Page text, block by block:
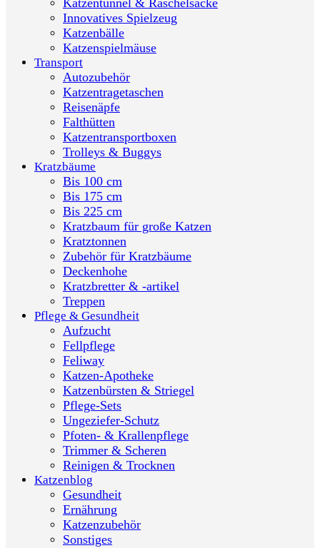
Katzentunnel & Raschelsäcke
Innovatives Spielzeug
Katzenbälle
Katzenspielmäuse
Transport
Autozubehör
Katzentragetaschen
Reisenäpfe
Falthütten
Katzentransportboxen
Trolleys & Buggys
Kratzbäume
Bis 100 cm
Bis 175 cm
Bis 225 cm
Kratzbaum für große Katzen
Kratztonnen
Zubehör für Kratzbäume
Deckenhohe
Kratzbretter & -artikel
Treppen
Pflege & Gesundheit
Aufzucht
Fellpflege
Feliway
Katzen-Apotheke
Katzenbürsten & Striegel
Pflege-Sets
Ungeziefer-Schutz
Pfoten- & Krallenpflege
Trimmer & Scheren
Reinigen & Trocknen
Katzenblog
Gesundheit
Ernährung
Katzenzubehör
Sonstiges